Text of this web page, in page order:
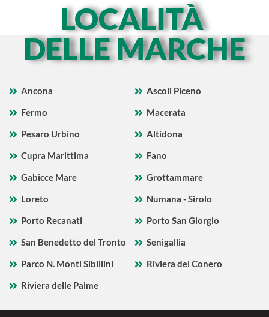
LOCALITÀ
DELLE MARCHE
Ancona
Ascoli Piceno
Fermo
Macerata
Pesaro Urbino
Altidona
Cupra Marittima
Fano
Gabicce Mare
Grottammare
Loreto
Numana - Sirolo
Porto Recanati
Porto San Giorgio
San Benedetto del Tronto
Senigallia
Parco N. Monti Sibillini
Riviera del Conero
Riviera delle Palme